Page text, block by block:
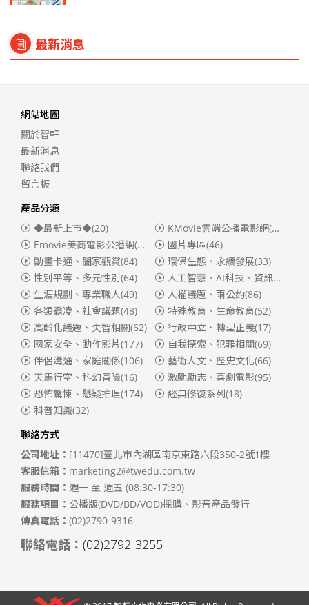
最新消息
網站地圖
關於智軒
最新消息
聯絡我們
留言板
產品分類
◆最新上市◆(20)
KMovie雲端公播電影網(迪士尼、福斯、索尼)
Emovie美商電影公播網(華納)
(186)
國片專區(46)
動畫卡通、闔家觀賞(84) 環保生態、永續發展(33)
性別平等、多元性別(64) 人工智慧、AI科技、資訊安全
生涯規劃、專業職人(49) 人權議題、兩公約(86)
各類霸凌、社會議題(48) 特殊教育、生命教育(52)
高齡化議題、失智相關(62) 行政中立、轉型正義(17)
國家安全、動作影片(177) 自我探索、犯罪相關(69)
伴侶溝通、家庭關係(106) 藝術人文、歷史文化(66)
天馬行空、科幻冒險(16) 激勵勵志、喜劇電影(95)
恐怖驚悚、懸疑推理(174) 經典修復系列(18)
科普知識(32)
聯絡方式
公司地址： [11470]臺北市內湖區南京東路六段350-2號1樓
客服信箱： marketing2@twedu.com.tw
服務時間： 週一 至 週五 (08:30-17:30)
服務項目： 公播版(DVD/BD/VOD)採購、影音產品發行
傳真電話： (02)2790-9316
聯絡電話： (02)2792-3255